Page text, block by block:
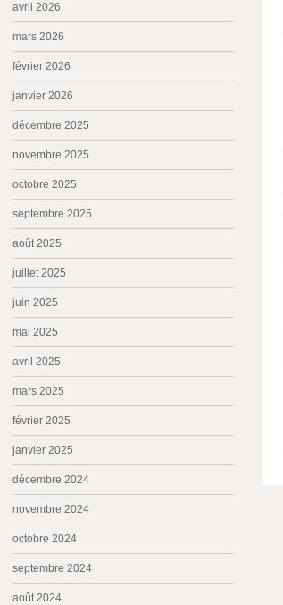
avril 2026
mars 2026
février 2026
janvier 2026
décembre 2025
novembre 2025
octobre 2025
septembre 2025
août 2025
juillet 2025
juin 2025
mai 2025
avril 2025
mars 2025
février 2025
janvier 2025
décembre 2024
novembre 2024
octobre 2024
septembre 2024
août 2024